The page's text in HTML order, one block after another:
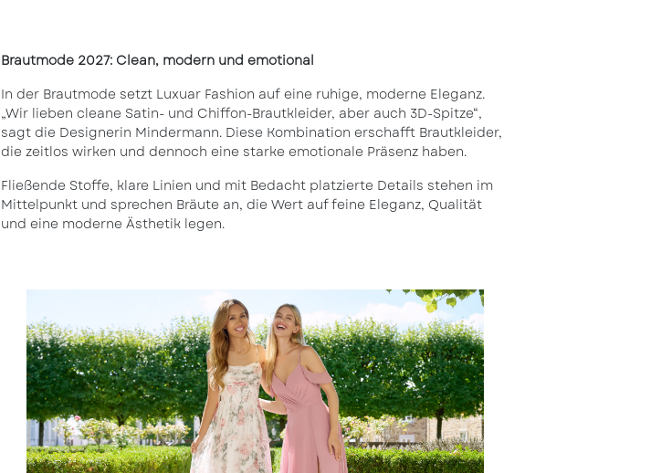
Brautmode 2027: Clean, modern und emotional
In der Brautmode setzt Luxuar Fashion auf eine ruhige, moderne Eleganz.
„Wir lieben cleane Satin- und Chiffon-Brautkleider, aber auch 3D-Spitze“,
sagt die Designerin Mindermann. Diese Kombination erschafft Brautkleider,
die zeitlos wirken und dennoch eine starke emotionale Präsenz haben.
Fließende Stoffe, klare Linien und mit Bedacht platzierte Details stehen im
Mittelpunkt und sprechen Bräute an, die Wert auf feine Eleganz, Qualität
und eine moderne Ästhetik legen.